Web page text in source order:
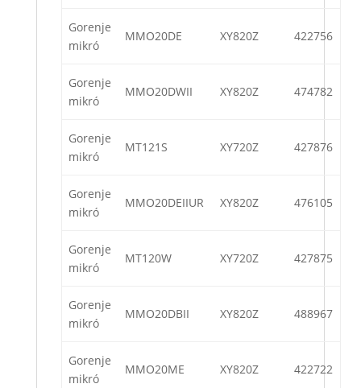
Gorenje
mikró
MMO20DE XY820Z 422756
Gorenje
mikró
MMO20DWII XY820Z 474782
Gorenje
mikró
MT121S XY720Z 427876
Gorenje
mikró
MMO20DEIIUR XY820Z 476105
Gorenje
mikró
MT120W XY720Z 427875
Gorenje
mikró
MMO20DBII XY820Z 488967
Gorenje
mikró
MMO20ME XY820Z 422722